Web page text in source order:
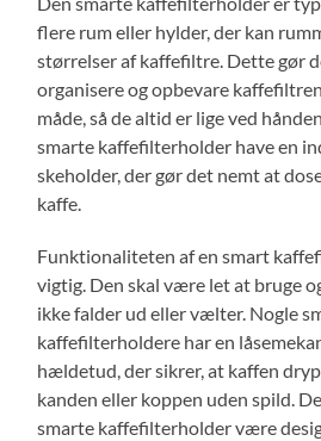
flere rum eller hylder, der kan
størrelser af kaffefiltre. Dette gør
organisere og opbevare
måde, så de altid er lige ved
smarte kaffefilterholder have en
skeholder, der gør det nemt at
kaffe.
Funktionaliteten af en smart
vigtig. Den skal være let at bruge
ikke falder ud eller vælter. Nogle
kaffefilterholdere har en
hældetud, der sikrer, at kaffen
kanden eller koppen uden spild.
smarte kaffefilterholder være